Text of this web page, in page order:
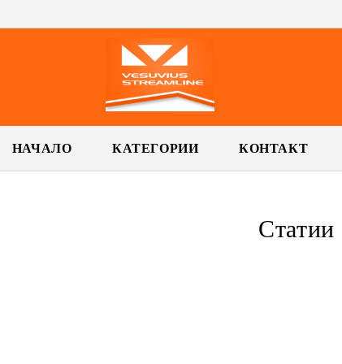
НАЧАЛО КАТЕГОРИИ КОНТАКТ
Статии